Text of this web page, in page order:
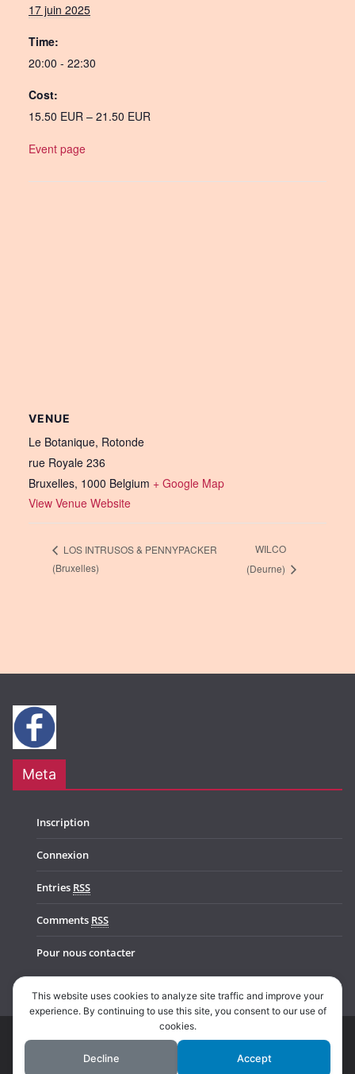
17 juin 2025
Time:
20:00 - 22:30
Cost:
15.50 EUR – 21.50 EUR
Event page
VENUE
Le Botanique, Rotonde
rue Royale 236
Bruxelles, 1000 Belgium + Google Map
View Venue Website
LOS INTRUSOS & PENNYPACKER
(Bruxelles)
WILCO
(Deurne)
Meta
Inscription
Connexion
Entries RSS
Comments RSS
Pour nous contacter
Copyright © 2026Music In Belgium. All rights reserved.
ColorMag Pro by ThemeGrill. Powered by
This website uses cookies to analyze site traffic and improve your
experience. By continuing to use this site, you consent to our use of
cookies.
Decline Accept